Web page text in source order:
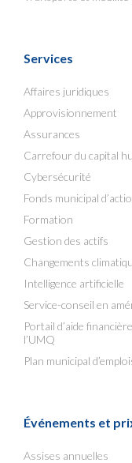
Services
Affaires juridiques
Approvisionnement
Assurances
Carrefour du capital
Cybersécurité
Fonds municipal
Formation
Gestion des actifs
Changements
Intelligence artificielle
Service-conseil en
Portail d’aide
l’UMQ
Plan municipal
Événements et
Assises annuelles